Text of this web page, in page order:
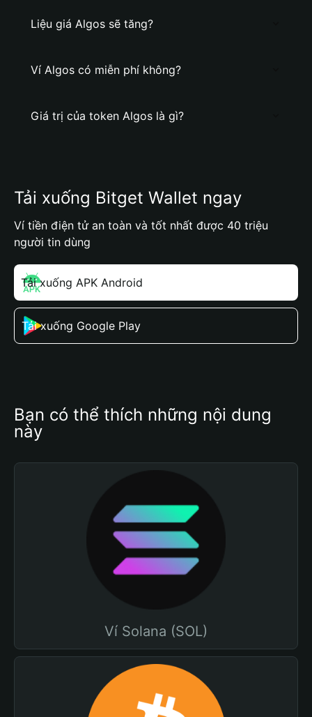
Liệu giá Algos sẽ tăng?
Ví Algos có miễn phí không?
Giá trị của token Algos là gì?
Tải xuống Bitget Wallet ngay
Ví tiền điện tử an toàn và tốt nhất được 40 triệu
người tin dùng
Tải xuống APK Android
Tải xuống Google Play
Bạn có thể thích những nội dung
này
Ví Solana (SOL)